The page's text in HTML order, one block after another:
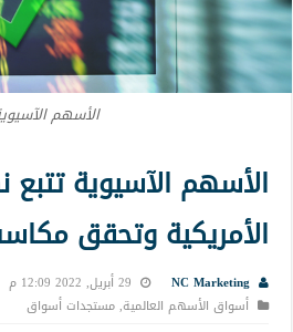
الأسهم
الأسهم الآسيوية تتبع
الأمريكية وتحقق
NC Marketing
29 أبريل, 2022 12:09 م
أسواق الأسهم العالمية,مستجدات أسواق